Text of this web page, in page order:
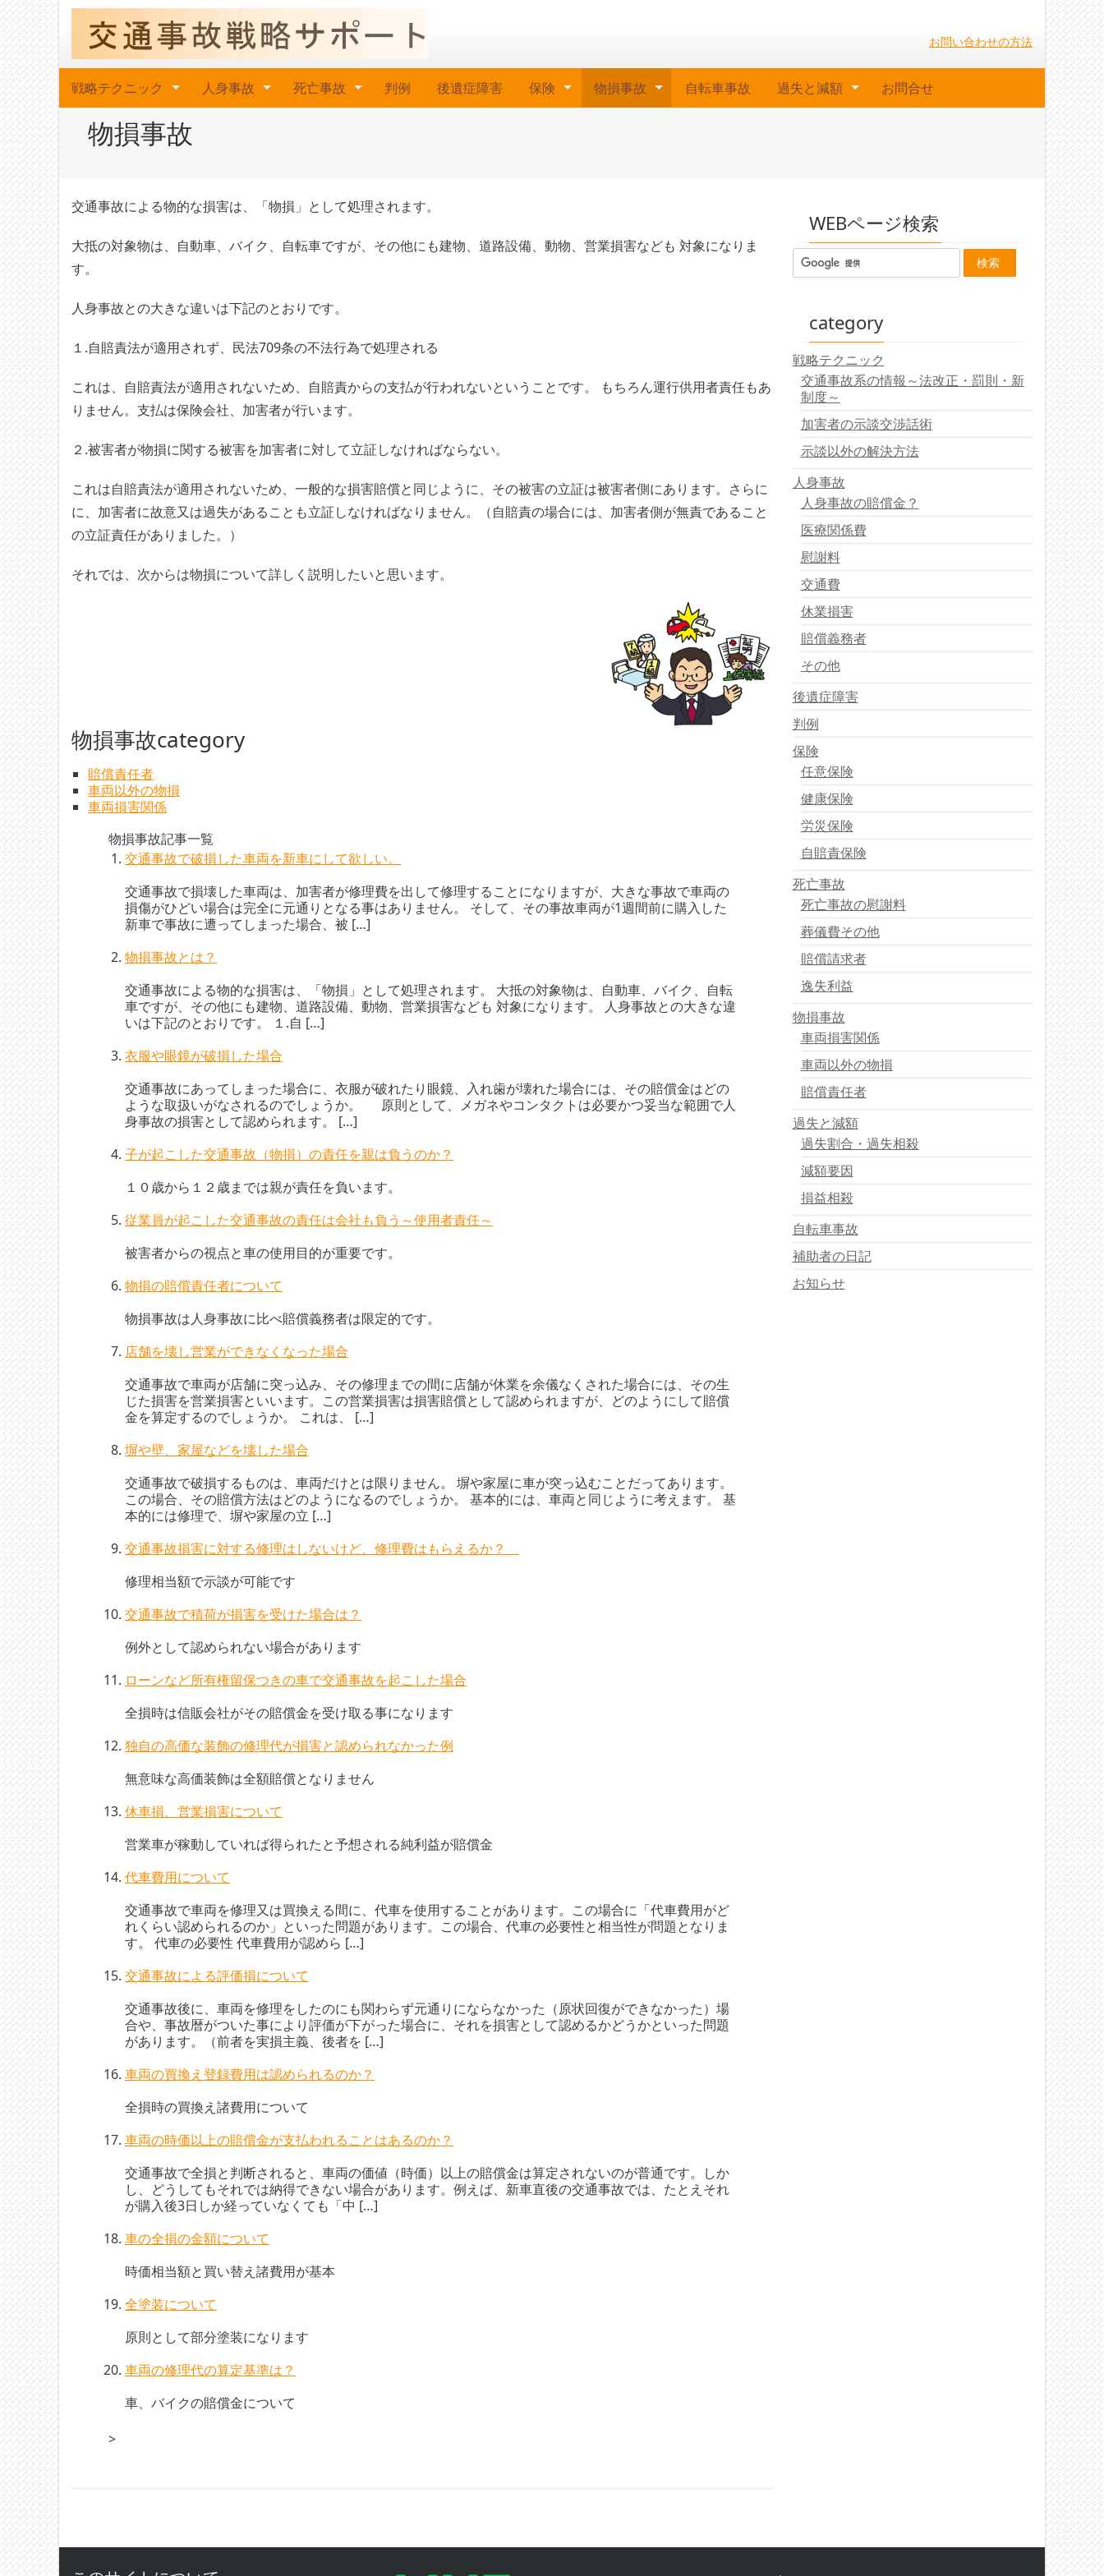
お問い合わせの方法
戦略テクニック 人身事故 死亡事故 判例 後遺症障害 保険 物損事故 自転車事故 過失と減額 お問合せ
物損事故
交通事故による物的な損害は、「物損」として処理されます。
大抵の対象物は、自動車、バイク、自転車ですが、その他にも建物、道路設備、動物、営業損害なども 対象になりま
す。
人身事故との大きな違いは下記のとおりです。
１.自賠責法が適用されず、民法709条の不法行為で処理される
これは、自賠責法が適用されないため、自賠責からの支払が行われないということです。 もちろん運行供用者責任もあ
りません。支払は保険会社、加害者が行います。
２.被害者が物損に関する被害を加害者に対して立証しなければならない。
これは自賠責法が適用されないため、一般的な損害賠償と同じように、その被害の立証は被害者側にあります。さらに
に、加害者に故意又は過失があることも立証しなければなりません。（自賠責の場合には、加害者側が無責であること
の立証責任がありました。）
それでは、次からは物損について詳しく説明したいと思います。
物損事故category
賠償責任者
車両以外の物損
車両損害関係
物損事故記事一覧
交通事故で破損した車両を新車にして欲しい。
交通事故で損壊した車両は、加害者が修理費を出して修理することになりますが、大きな事故で車両の
損傷がひどい場合は完全に元通りとなる事はありません。 そして、その事故車両が1週間前に購入した
新車で事故に遭ってしまった場合、被 […]
物損事故とは？
交通事故による物的な損害は、「物損」として処理されます。 大抵の対象物は、自動車、バイク、自転
車ですが、その他にも建物、道路設備、動物、営業損害なども 対象になります。 人身事故との大きな違
いは下記のとおりです。 １.自 […]
衣服や眼鏡が破損した場合
交通事故にあってしまった場合に、衣服が破れたり眼鏡、入れ歯が壊れた場合には、その賠償金はどの
ような取扱いがなされるのでしょうか。 原則として、メガネやコンタクトは必要かつ妥当な範囲で人
身事故の損害として認められます。 […]
子が起こした交通事故（物損）の責任を親は負うのか？
１０歳から１２歳までは親が責任を負います。
従業員が起こした交通事故の責任は会社も負う～使用者責任～
被害者からの視点と車の使用目的が重要です。
物損の賠償責任者について
物損事故は人身事故に比べ賠償義務者は限定的です。
店舗を壊し営業ができなくなった場合
交通事故で車両が店舗に突っ込み、その修理までの間に店舗が休業を余儀なくされた場合には、その生
じた損害を営業損害といいます。この営業損害は損害賠償として認められますが、どのようにして賠償
金を算定するのでしょうか。 これは、 […]
塀や壁、家屋などを壊した場合
交通事故で破損するものは、車両だけとは限りません。 塀や家屋に車が突っ込むことだってあります。
この場合、その賠償方法はどのようになるのでしょうか。 基本的には、車両と同じように考えます。 基
本的には修理で、塀や家屋の立 […]
交通事故損害に対する修理はしないけど、修理費はもらえるか？
修理相当額で示談が可能です
交通事故で積荷が損害を受けた場合は？
例外として認められない場合があります
ローンなど所有権留保つきの車で交通事故を起こした場合
全損時は信販会社がその賠償金を受け取る事になります
独自の高価な装飾の修理代が損害と認められなかった例
無意味な高価装飾は全額賠償となりません
休車損、営業損害について
営業車が稼動していれば得られたと予想される純利益が賠償金
代車費用について
交通事故で車両を修理又は買換える間に、代車を使用することがあります。この場合に「代車費用がど
れくらい認められるのか」といった問題があります。この場合、代車の必要性と相当性が問題となりま
す。 代車の必要性 代車費用が認めら […]
交通事故による評価損について
交通事故後に、車両を修理をしたのにも関わらず元通りにならなかった（原状回復ができなかった）場
合や、事故暦がついた事により評価が下がった場合に、それを損害として認めるかどうかといった問題
があります。（前者を実損主義、後者を […]
車両の買換え登録費用は認められるのか？
全損時の買換え諸費用について
車両の時価以上の賠償金が支払われることはあるのか？
交通事故で全損と判断されると、車両の価値（時価）以上の賠償金は算定されないのが普通です。しか
し、どうしてもそれでは納得できない場合があります。例えば、新車直後の交通事故では、たとえそれ
が購入後3日しか経っていなくても「中 […]
車の全損の金額について
時価相当額と買い替え諸費用が基本
全塗装について
原則として部分塗装になります
車両の修理代の算定基準は？
車、バイクの賠償金について
>
WEBページ検索
category
戦略テクニック
交通事故系の情報～法改正・罰則・新
制度～
加害者の示談交渉話術
示談以外の解決方法
人身事故
人身事故の賠償金？
医療関係費
慰謝料
交通費
休業損害
賠償義務者
その他
後遺症障害
判例
保険
任意保険
健康保険
労災保険
自賠責保険
死亡事故
死亡事故の慰謝料
葬儀費その他
賠償請求者
逸失利益
物損事故
車両損害関係
車両以外の物損
賠償責任者
過失と減額
過失割合・過失相殺
減額要因
損益相殺
自転車事故
補助者の日記
お知らせ